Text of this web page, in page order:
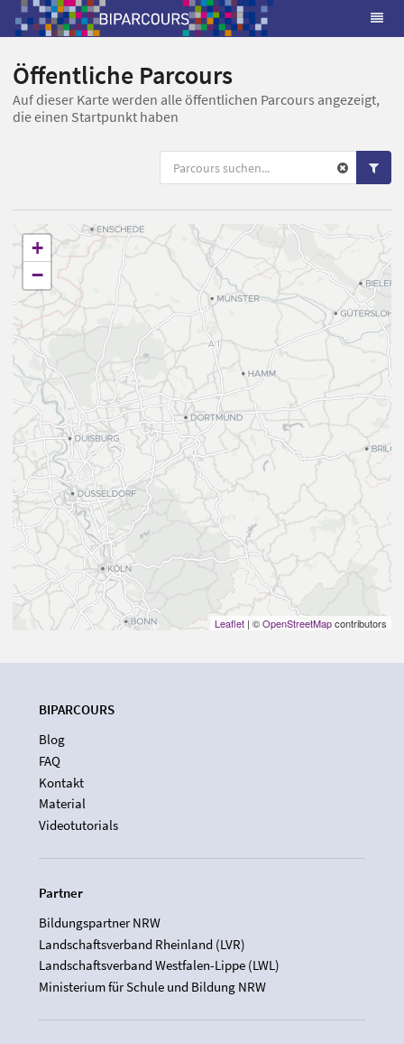
Öffentliche Parcours
Auf dieser Karte werden alle öffentlichen Parcours angezeigt,
die einen Startpunkt haben
+
−
Leaflet | ©OpenStreetMapcontributors
BIPARCOURS
Blog
FAQ
Kontakt
Material
Videotutorials
Partner
Bildungspartner NRW
Landschaftsverband Rheinland (LVR)
Landschaftsverband Westfalen-Lippe (LWL)
Ministerium für Schule und Bildung NRW